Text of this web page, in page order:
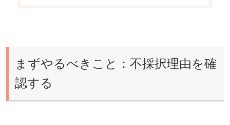
まずやるべきこと：不採択理由を確
認する